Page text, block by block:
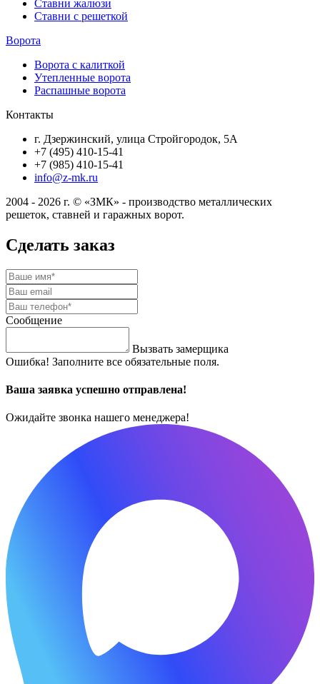
Ставни жалюзи
Ставни с решеткой
Ворота
Ворота с калиткой
Утепленные ворота
Распашные ворота
Контакты
г. Дзержинский, улица Стройгородок, 5А
+7 (495) 410-15-41
+7 (985) 410-15-41
info@z-mk.ru
2004 - 2026 г. © «ЗМК» - производство металлических
решеток, ставней и гаражных ворот.
Сделать заказ
Сообщение
Вызвать замерщика
Ошибка! Заполните все обязательные поля.
Ваша заявка успешно отправлена!
Ожидайте звонка нашего менеджера!